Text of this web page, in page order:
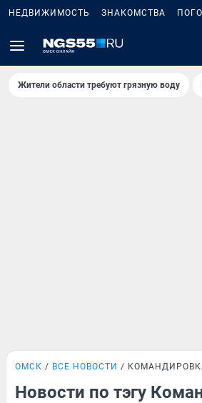
НЕДВИЖИМОСТЬ ЗНАКОМСТВА
Жители области требуют грязную воду
ОМСК ВСЕ НОВОСТИ
Новости по тэгу